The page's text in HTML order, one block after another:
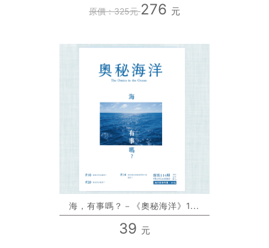
原價：325元276 元
海，有事嗎？－《奧秘海洋》1...
39 元